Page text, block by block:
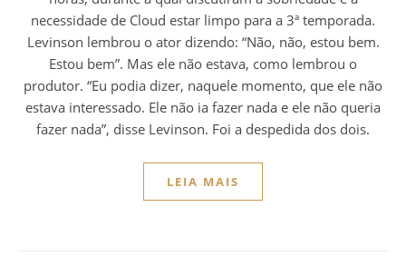
necessidade de Cloud estar limpo para a 3ª temporada.
Levinson lembrou o ator dizendo: “Não, não, estou bem.
Estou bem”. Mas ele não estava, como lembrou o
produtor. “Eu podia dizer, naquele momento, que ele não
estava interessado. Ele não ia fazer nada e ele não queria
fazer nada”, disse Levinson. Foi a despedida dos dois.
LEIA MAIS